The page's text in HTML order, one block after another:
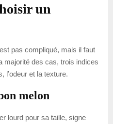
un
pas compliqué, mais il faut
majorité des cas, trois indices
l’odeur et la texture.
melon
lourd pour sa taille, signe